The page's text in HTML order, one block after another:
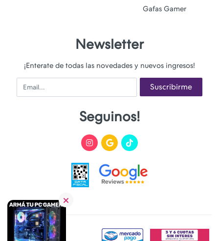
Gafas Gamer
Newsletter
¡Enterate de todas las novedades y nuevos ingresos!
Email Suscribirme
Seguinos!